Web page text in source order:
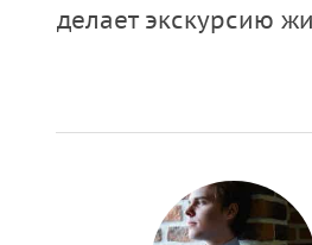
делает экскурсию